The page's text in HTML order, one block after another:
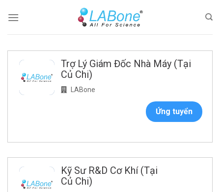
Trợ Lý Giám Đốc Nhà Máy (Tại
Củ Chi)
LABone
Ứng tuyển
Kỹ Sư R&D Cơ Khí (Tại
Củ Chi)